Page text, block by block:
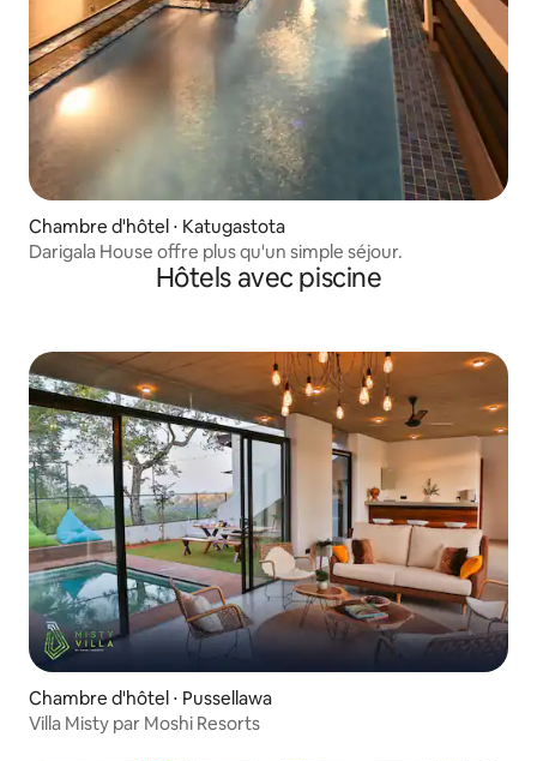
Chambre d'hôtel ⋅ Katugastota
Darigala House offre plus qu'un simple séjour.
Hôtels avec piscine
Chambre d'hôtel ⋅ Pussellawa
Villa Misty par Moshi Resorts